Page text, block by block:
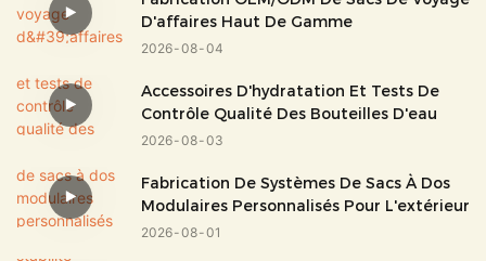
D'affaires Haut De Gamme
2026 08 04
Accessoires D'hydratation Et Tests De
Contrôle Qualité Des Bouteilles D'eau
2026 08 03
Fabrication De Systèmes De Sacs À Dos
Modulaires Personnalisés Pour L'extérieur
2026 08 01